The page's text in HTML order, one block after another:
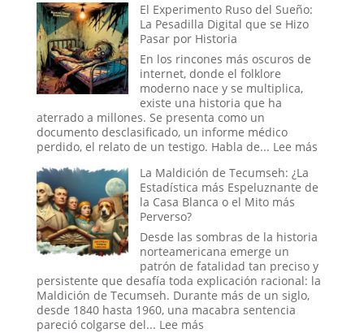
de
Negro
Cristal
y
el
Engaño:
Los
Cráneos
que
Espantaron
a
la
y
Sedujeron
a
Nueva
Era
El Experimento Ruso del Sueño:
La Pesadilla Digital que se Hizo
Pasar por Historia
En los rincones más oscuros de
internet, donde el folklore
moderno nace y se multiplica,
existe una historia que ha
aterrado a millones. Se presenta como un
documento desclasificado, un informe médico
perdido, el relato de un testigo. Habla de... Lee más:
Ruso
La
Digital
que
La Maldición de Tecumseh: ¿La
Estadística más Espeluznante de
la Casa Blanca o el Mito más
Perverso?
Desde las sombras de la historia
norteamericana emerge un
patrón de fatalidad tan preciso y
persistente que desafía toda explicación racional: la
Maldición de Tecumseh. Durante más de un siglo,
desde 1840 hasta 1960, una macabra sentencia
pareció colgarse del... Lee más: